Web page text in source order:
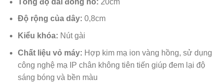
Độ rộng của dây: 0,8cm
Kiểu khóa: Nút gài
Chất liệu vỏ máy: Hợp kim mạ ion vàng hồng, sử dụng
công nghệ mạ IP chân không tiên tiến giúp đem lại độ
sáng bóng và bền màu